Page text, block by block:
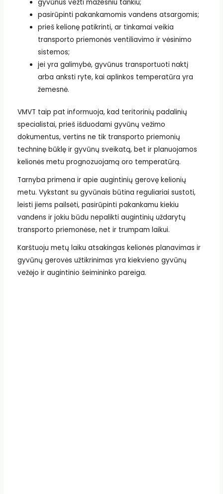
gyvūnus vežti mažesniu tankiu;
pasirūpinti pakankamomis vandens atsargomis;
prieš kelionę patikrinti, ar tinkamai veikia
transporto priemonės ventiliavimo ir vėsinimo
sistemos;
jei yra galimybė, gyvūnus transportuoti naktį
arba anksti ryte, kai aplinkos temperatūra yra
žemesnė.
VMVT taip pat informuoja, kad teritorinių padalinių
specialistai, prieš išduodami gyvūnų vežimo
dokumentus, vertins ne tik transporto priemonių
techninę būklę ir gyvūnų sveikatą, bet ir planuojamos
kelionės metu prognozuojamą oro temperatūrą.
Tarnyba primena ir apie augintinių gerovę kelionių
metu. Vykstant su gyvūnais būtina reguliariai sustoti,
leisti jiems pailsėti, pasirūpinti pakankamu kiekiu
vandens ir jokiu būdu nepalikti augintinių uždarytų
transporto priemonėse, net ir trumpam laikui.
Karštuoju metų laiku atsakingas kelionės planavimas ir
gyvūnų gerovės užtikrinimas yra kiekvieno gyvūnų
vežėjo ir augintinio šeimininko pareiga.